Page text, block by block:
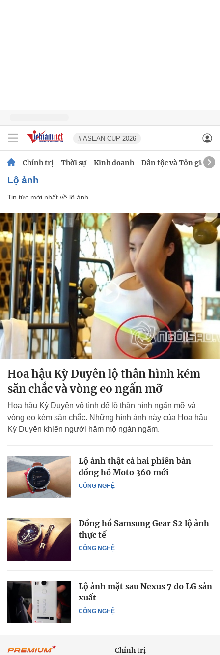
# ASEAN CUP 2026
Chính trị Thời sự Kinh doanh Dân tộc và Tôn giáo
lộ ảnh
Tin tức mới nhất về lộ ảnh
Hoa hậu Kỳ Duyên lộ thân hình kém
săn chắc và vòng eo ngấn mỡ
Hoa hậu Kỳ Duyên vô tình để lộ thân hình ngấn mỡ và
vòng eo kém săn chắc. Những hình ảnh này của Hoa hậu
Kỳ Duyên khiến người hâm mộ ngán ngẩm.
CÔNG NGHỆ
Lộ ảnh thật cả hai phiên bản
đồng hồ Moto 360 mới
CÔNG NGHỆ
Đồng hồ Samsung Gear S2 lộ ảnh
thực tế
CÔNG NGHỆ
Lộ ảnh mặt sau Nexus 7 do LG sản
xuất
Chính trị